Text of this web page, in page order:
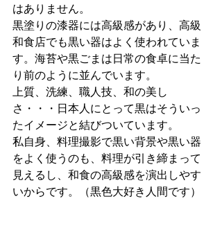
はありません。
黒塗りの漆器には高級感があり、高級
和食店でも黒い器はよく使われていま
す。海苔や黒ごまは日常の食卓に当た
り前のように並んでいます。
上質、洗練、職人技、和の美し
さ・・・日本人にとって黒はそういっ
たイメージと結びついています。
私自身、料理撮影で黒い背景や黒い器
をよく使うのも、料理が引き締まって
見えるし、和食の高級感を演出しやす
いからです。（黒色大好き人間です）